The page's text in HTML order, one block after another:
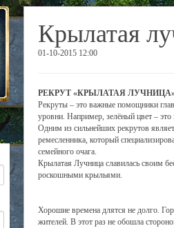
Крылатая
01-10-2015 12:00
РЕКРУТ «КРЫЛАТАЯ
Рекруты – это важные помощники
уровни. Например, зелёный цвет –
Одним из сильнейших рекрутов
ремесленника, который
семейного очага.
Крылатая Лучница славилась своим
роскошными крыльями.
Хорошие времена длятся не долго.
жителей. В этот раз не обошла